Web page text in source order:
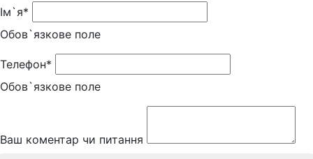
Ім`я*
Обов`язкове поле
Телефон*
Обов`язкове поле
Ваш коментар чи питання